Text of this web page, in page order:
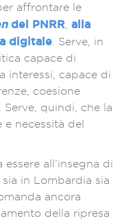
affrontare le
del PNRR alla
digitale . Serve, in
capace di
interessi, capace di
coesione
Serve, quindi, che la
necessità del
all’insegna di
in Lombardia sia
ancora
della ripresa